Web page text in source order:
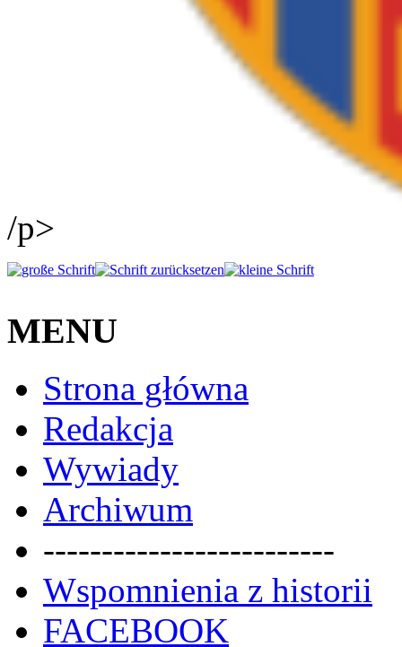
/p>
MENU
Strona główna
Redakcja
Wywiady
Archiwum
-------------------------
Wspomnienia z historii
FACEBOOK